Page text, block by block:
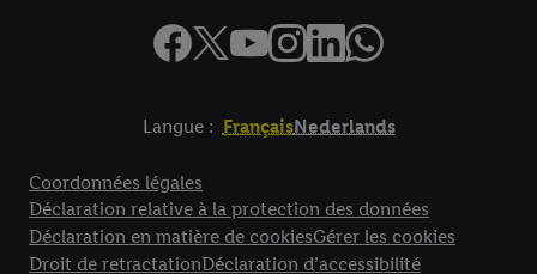
Langue : FrançaisNederlands
Coordonnées légales
Déclaration relative à la protection des données
Déclaration en matière de cookiesGérer les cookies
Droit de retractationDéclaration d’accessibilité